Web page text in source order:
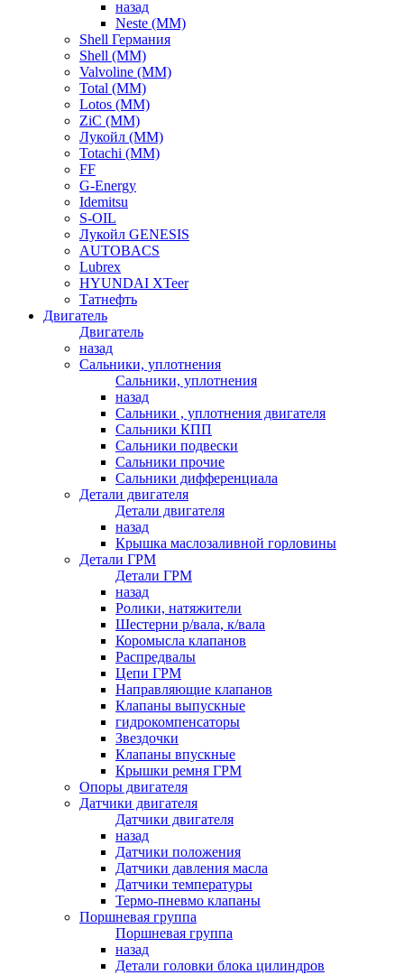
назад
Neste (ММ)
Shell Германия
Shell (ММ)
Valvoline (ММ)
Total (ММ)
Lotos (ММ)
ZiC (ММ)
Лукойл (ММ)
Totachi (MM)
FF
G-Energy
Idemitsu
S-OIL
Лукойл GENESIS
AUTOBACS
Lubrex
HYUNDAI XTeer
Татнефть
Двигатель
Двигатель
назад
Сальники, уплотнения
Сальники, уплотнения
назад
Сальники , уплотнения двигателя
Сальники КПП
Сальники подвески
Сальники прочие
Сальники дифференциала
Детали двигателя
Детали двигателя
назад
Крышка маслозаливной горловины
Детали ГРМ
Детали ГРМ
назад
Ролики, натяжители
Шестерни р/вала, к/вала
Коромысла клапанов
Распредвалы
Цепи ГРМ
Направляющие клапанов
Клапаны выпускные
гидрокомпенсаторы
Звездочки
Клапаны впускные
Крышки ремня ГРМ
Опоры двигателя
Датчики двигателя
Датчики двигателя
назад
Датчики положения
Датчики давления масла
Датчики температуры
Термо-пневмо клапаны
Поршневая группа
Поршневая группа
назад
Детали головки блока цилиндров